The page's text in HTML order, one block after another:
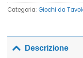
Categoria: Giochi da
Descrizione